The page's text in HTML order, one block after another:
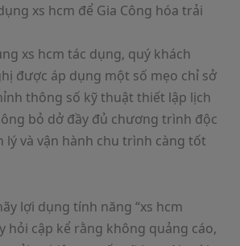
xs hcm để Gia Công hóa trải
xs hcm tác dụng, quý khách
được áp dụng một số mẹo chỉ sở
thông số kỹ thuật thiết lập lịch
bỏ dở đầy đủ chương trình độc
lý và vận hành chu trình càng tốt
lợi dụng tính năng “xs hcm
hỏi cập kể rằng không quảng cáo,